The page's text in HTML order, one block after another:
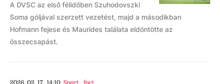
A DVSC az első félidőben Szuhodovszki
Soma góljával szerzett vezetést, majd a másodikban
Hofmann fejese és Maurides találata eldöntötte az
összecsapást.
2026. 02. 17., 14:10 Sport, foci